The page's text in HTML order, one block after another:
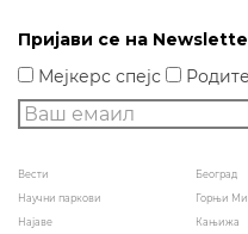
Пријави се на
Мејкерс спејс
Вести
Научни паркови
Најаве
Београд
Горњи
Кањижа